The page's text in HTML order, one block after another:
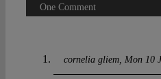
One Comment
cornelia gliem Mon 10